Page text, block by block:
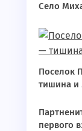
Село
Поселок
тишина и
первого